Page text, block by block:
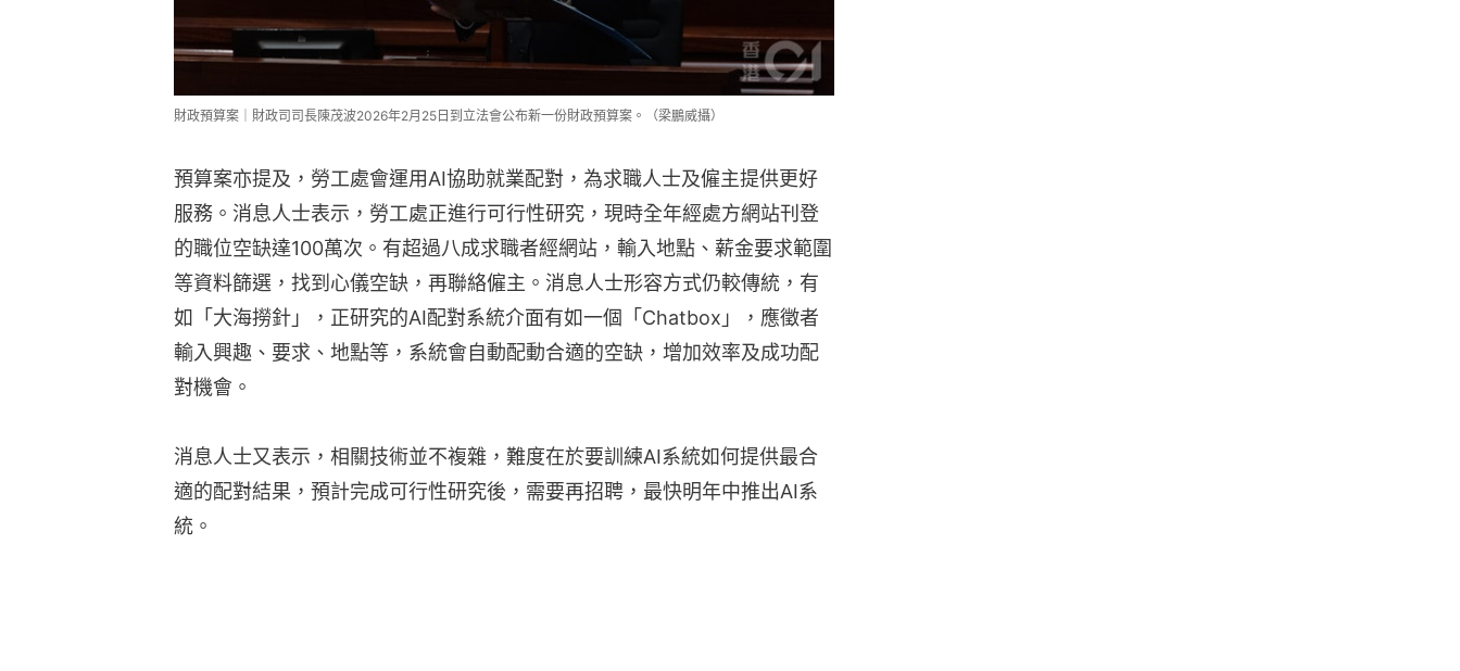
財政預算案｜財政司司長陳茂波2026年2月25日到立法會公布新一份財政預算案。（梁鵬威攝）
預算案亦提及，勞工處會運用AI協助就業配對，為求職人士及僱主提供更好
服務。消息人士表示，勞工處正進行可行性研究，現時全年經處方網站刊登
的職位空缺達100萬次。有超過八成求職者經網站，輸入地點、薪金要求範圍
等資料篩選，找到心儀空缺，再聯絡僱主。消息人士形容方式仍較傳統，有
如「大海撈針」，正研究的AI配對系統介面有如一個「Chatbox」，應徵者
輸入興趣、要求、地點等，系統會自動配動合適的空缺，增加效率及成功配
對機會。
消息人士又表示，相關技術並不複雜，難度在於要訓練AI系統如何提供最合
適的配對結果，預計完成可行性研究後，需要再招聘，最快明年中推出AI系
統。